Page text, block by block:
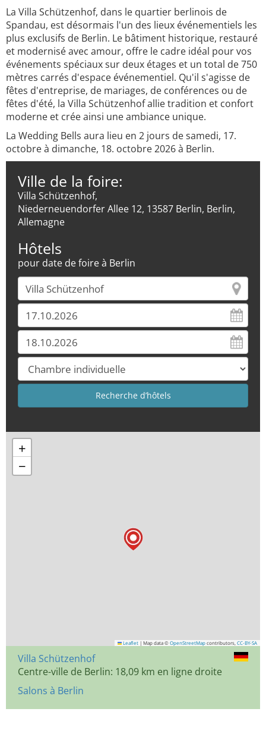
La Villa Schützenhof, dans le quartier berlinois de
Spandau, est désormais l'un des lieux événementiels les
plus exclusifs de Berlin. Le bâtiment historique, restauré
et modernisé avec amour, offre le cadre idéal pour vos
événements spéciaux sur deux étages et un total de 750
mètres carrés d'espace événementiel. Qu'il s'agisse de
fêtes d'entreprise, de mariages, de conférences ou de
fêtes d'été, la Villa Schützenhof allie tradition et confort
moderne et crée ainsi une ambiance unique.
La Wedding Bells aura lieu en 2 jours de samedi, 17.
octobre à dimanche, 18. octobre 2026 à Berlin.
Ville de la foire:
Villa Schützenhof,
Niederneuendorfer Allee 12, 13587 Berlin, Berlin,
Allemagne
Hôtels
pour date de foire à Berlin
+
−
Leaflet | Map data © OpenStreetMap contributors, CC-BY-SA
Villa Schützenhof
Centre-ville de Berlin: 18,09 km en ligne droite
Salons à Berlin